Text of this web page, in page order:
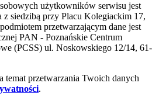
użytkowników serwisu jest
z siedzibą przy Placu Kolegiackim 17,
przetwarzającym dane jest
PAN - Poznańskie Centrum
(PCSS) ul. Noskowskiego 12/14, 61-
temat przetwarzania Twoich danych
.